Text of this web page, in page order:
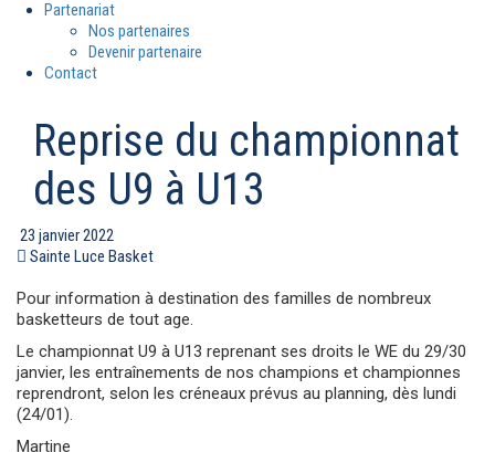
Partenariat
Nos partenaires
Devenir partenaire
Contact
Reprise du championnat
des U9 à U13
23 janvier 2022
Sainte Luce Basket
Pour information à destination des familles de nombreux
basketteurs de tout age.
Le championnat U9 à U13 reprenant ses droits le WE du 29/30
janvier, les entraînements de nos champions et championnes
reprendront, selon les créneaux prévus au planning, dès lundi
(24/01).
Martine